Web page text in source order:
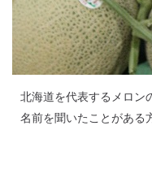
北海道を代表するメロン
名前を聞いたことがある